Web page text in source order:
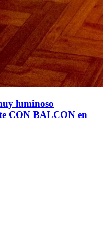
luminoso
CON BALCON en